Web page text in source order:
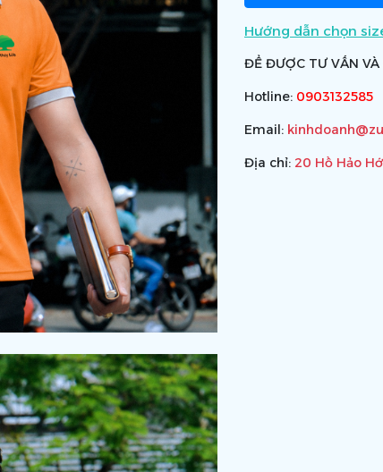
Hướng dẫn chọn
ĐỂ ĐƯỢC TƯ VẤN VÀ
Hotline: 0903132585
Email:
Địa chỉ: 20 Hồ Hảo